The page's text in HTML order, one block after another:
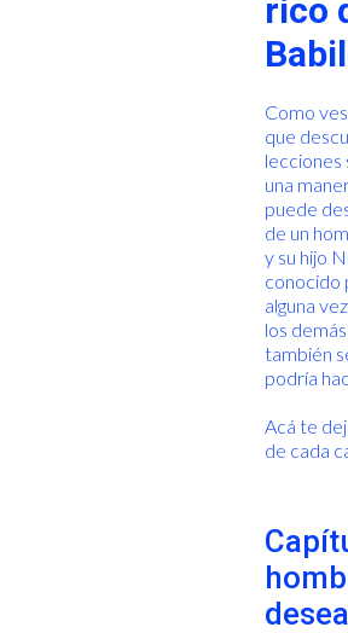
rico
Como
que
lecciones
una
puede
de un
y su hijo
conocido
alguna
los
también
podría
Acá te
de cada